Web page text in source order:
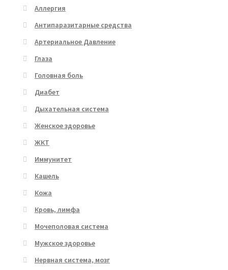
Аллергия
Антипаразитарные средства
Артериальное Давление
Глаза
Головная боль
Диабет
Дыхательная система
Женское здоровье
ЖКТ
Иммунитет
Кашель
Кожа
Кровь, лимфа
Мочеполовая система
Мужское здоровье
Нервная система, мозг